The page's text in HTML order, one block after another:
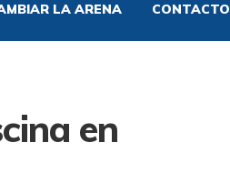
LA ARENA CONTACTO
en